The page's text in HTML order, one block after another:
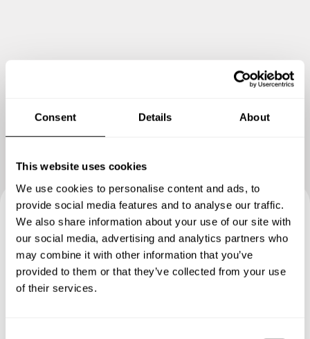
Consent Details About
This website uses cookies
We use cookies to personalise content and ads, to
provide social media features and to analyse our traffic.
We also share information about your use of our site with
our social media, advertising and analytics partners who
may combine it with other information that you’ve
provided to them or that they’ve collected from your use
of their services.
Book your experience with
Chef Heloisa
Specify the details of your requests and the chef will send